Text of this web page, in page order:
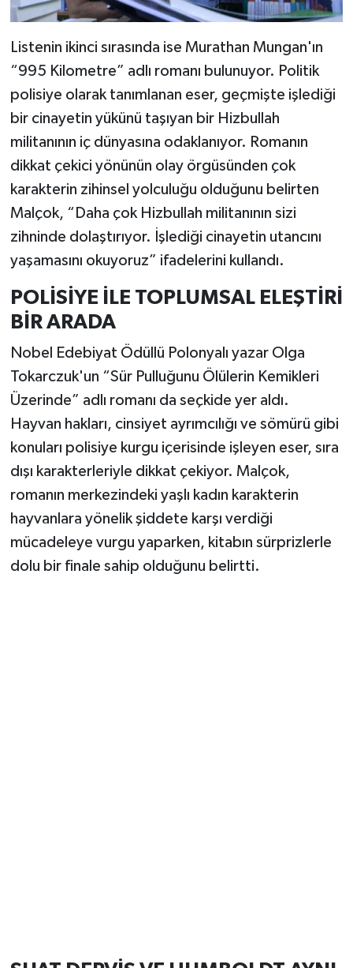
Listenin ikinci sırasında ise Murathan Mungan'ın
“995 Kilometre” adlı romanı bulunuyor. Politik
polisiye olarak tanımlanan eser, geçmişte işlediği
bir cinayetin yükünü taşıyan bir Hizbullah
militanının iç dünyasına odaklanıyor. Romanın
dikkat çekici yönünün olay örgüsünden çok
karakterin zihinsel yolculuğu olduğunu belirten
Malçok, “Daha çok Hizbullah militanının sizi
zihninde dolaştırıyor. İşlediği cinayetin utancını
yaşamasını okuyoruz” ifadelerini kullandı.
POLİSİYE İLE TOPLUMSAL ELEŞTİRİ
BİR ARADA
Nobel Edebiyat Ödüllü Polonyalı yazar Olga
Tokarczuk'un “Sür Pulluğunu Ölülerin Kemikleri
Üzerinde” adlı romanı da seçkide yer aldı.
Hayvan hakları, cinsiyet ayrımcılığı ve sömürü gibi
konuları polisiye kurgu içerisinde işleyen eser, sıra
dışı karakterleriyle dikkat çekiyor. Malçok,
romanın merkezindeki yaşlı kadın karakterin
hayvanlara yönelik şiddete karşı verdiği
mücadeleye vurgu yaparken, kitabın sürprizlerle
dolu bir finale sahip olduğunu belirtti.